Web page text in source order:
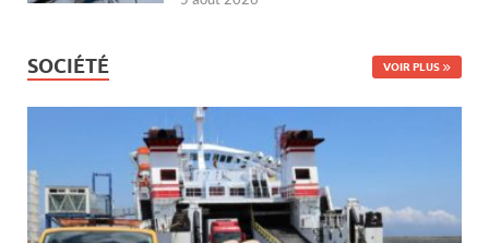
SOCIÉTÉ VOIR PLUS